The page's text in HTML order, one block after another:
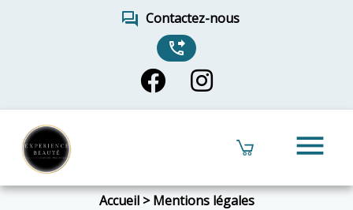
forum Contactez-nous
phone_forwarded
menu
Accueil>Mentions légales